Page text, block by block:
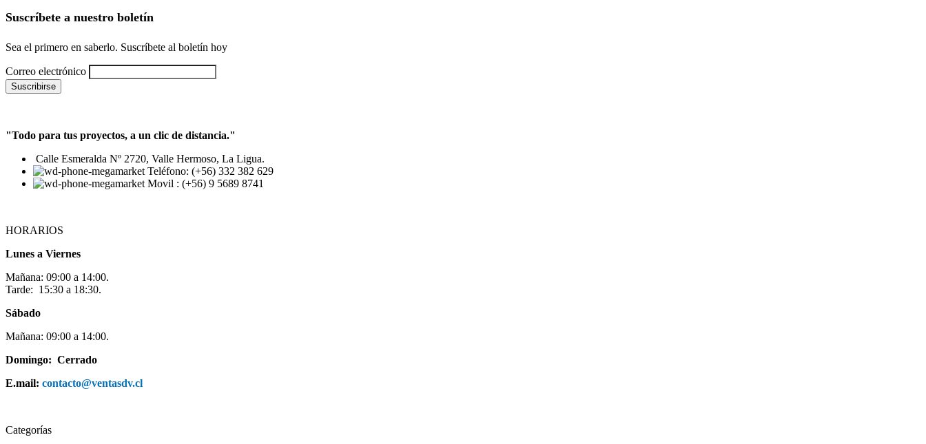
Suscríbete a nuestro boletín
Sea el primero en saberlo. Suscríbete al boletín hoy
Correo electrónico
"Todo para tus proyectos, a un clic de distancia."
Calle Esmeralda Nº 2720, Valle Hermoso, La Ligua.
Teléfono: (+56) 332 382 629
Movil : (+56) 9 5689 8741
HORARIOS
Lunes a Viernes
Mañana: 09:00 a 14:00.
Tarde: 15:30 a 18:30.
Sábado
Mañana: 09:00 a 14:00.
Domingo: Cerrado
E.mail: contacto@ventasdv.cl
Categorías